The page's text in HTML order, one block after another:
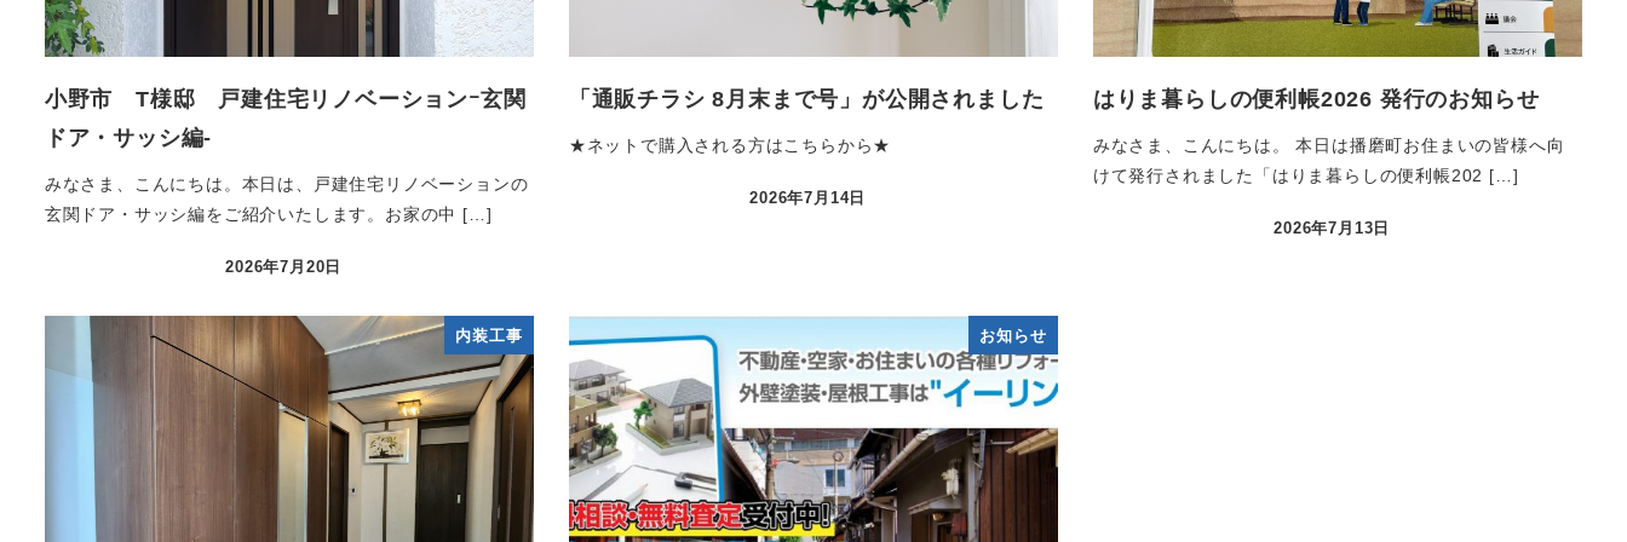
小野市 T様邸 戸建住宅リノベーションｰ玄関
ドア・サッシ編-
みなさま、こんにちは。本日は、戸建住宅リノベーションの
玄関ドア・サッシ編をご紹介いたします。お家の中 […]
2026年7月20日
「通販チラシ 8月末まで号」が公開されました
★ネットで購入される方はこちらから★
2026年7月14日
はりま暮らしの便利帳2026 発行のお知らせ
みなさま、こんにちは。 本日は播磨町お住まいの皆様へ向
けて発行されました「はりま暮らしの便利帳202 […]
2026年7月13日
内装工事 お知らせ